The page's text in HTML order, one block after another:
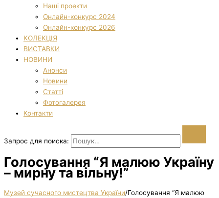
Наші проекти
Онлайн-конкурс 2024
Онлайн-конкурс 2026
КОЛЕКЦІЯ
ВИСТАВКИ
НОВИНИ
Анонси
Новини
Статті
Фотогалерея
Контакти
Запрос для поиска:
Голосування “Я малюю Україну
– мирну та вільну!”
Музей сучасного мистецтва України/Голосування “Я малюю